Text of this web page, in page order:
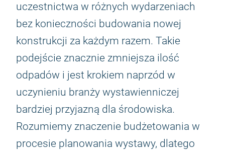
uczestnictwa w różnych wydarzeniach
bez konieczności budowania nowej
konstrukcji za każdym razem. Takie
podejście znacznie zmniejsza ilość
odpadów i jest krokiem naprzód w
uczynieniu branży wystawienniczej
bardziej przyjazną dla środowiska.
Rozumiemy znaczenie budżetowania w
procesie planowania wystawy, dlatego